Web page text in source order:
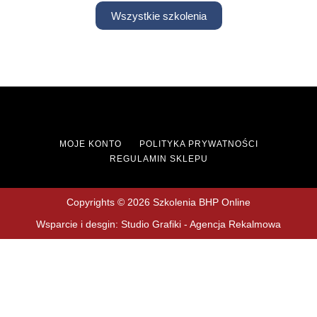
Wszystkie szkolenia
MOJE KONTO
POLITYKA PRYWATNOŚCI
REGULAMIN SKLEPU
Copyrights © 2026 Szkolenia BHP Online
Wsparcie i desgin: Studio Grafiki - Agencja Rekalmowa